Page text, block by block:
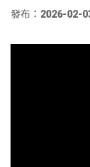
發布：2026-02-